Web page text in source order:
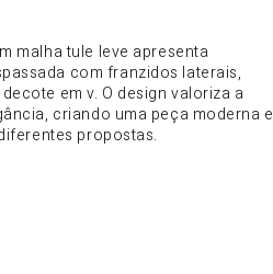
malha tule leve apresenta
com franzidos laterais,
em v. O design valoriza a
criando uma peça moderna e
propostas.